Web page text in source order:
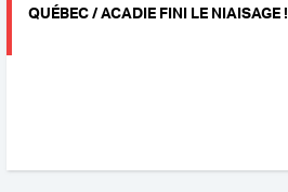
QUÉBEC / ACADIE FINI LE NIAISAGE !